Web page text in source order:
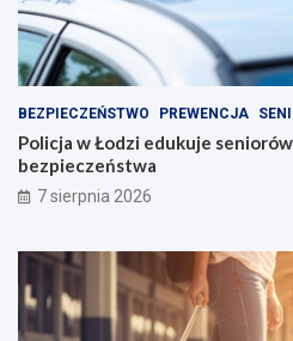
BEZPIECZEŃSTWO PREWENCJA
Policja w Łodzi edukuje
bezpieczeństwa
7 sierpnia 2026